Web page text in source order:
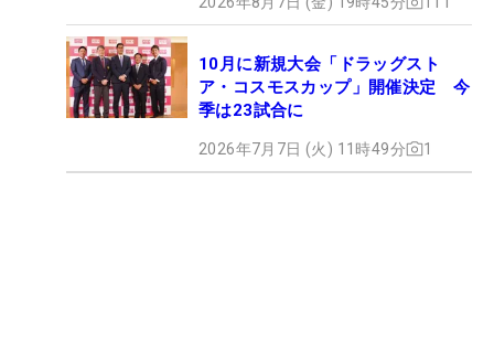
10月に新規大会「ドラッグスト
ア・コスモスカップ」開催決定 今
季は23試合に
2026年7月7日 (火) 11時49分 1